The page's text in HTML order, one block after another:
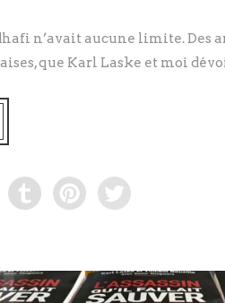
n’avait aucune limite. Des
que Karl Laske et moi